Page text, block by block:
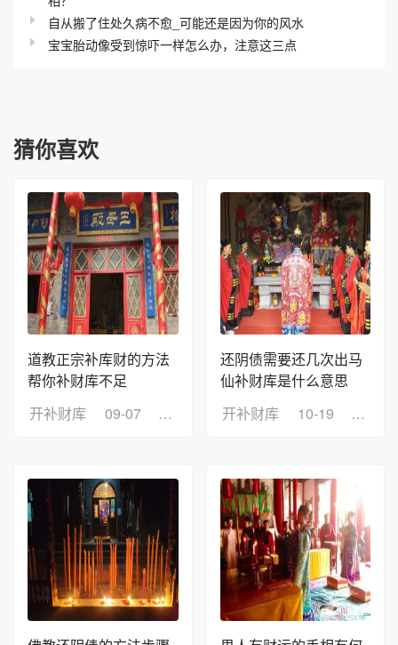
自从搬了住处久病不愈_可能还是因为你的风水
宝宝胎动像受到惊吓一样怎么办，注意这三点
猜你喜欢
道教正宗补库财的方法
帮你补财库不足
开补财库
09-07 浏览：9
还阴债需要还几次出马
仙补财库是什么意思
开补财库
10-19 浏览